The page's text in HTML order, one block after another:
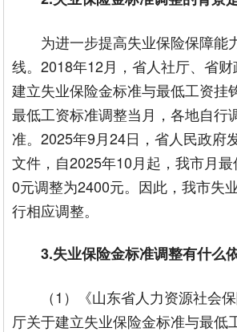
为进一步提高失业保险保障能
线。2018年12月，省人社厅、省财
建立失业保险金标准与最低工资挂
最低工资标准调整当月，各地自行
准。2025年9月24日，省人民政府
文件，自2025年10月起，我市月
0元调整为2400元。因此，我市失
行相应调整。
3.失业保险金标准调整有什么
（1）《山东省人力资源社会
厅关于建立失业保险金标准与最低